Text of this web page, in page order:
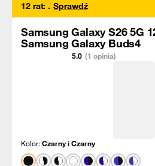
12 rat: . Sprawdź
Samsung Galaxy S26 5G
Samsung Galaxy Buds4
5.0 (1 opinia)
Kolor:Czarny i Czarny